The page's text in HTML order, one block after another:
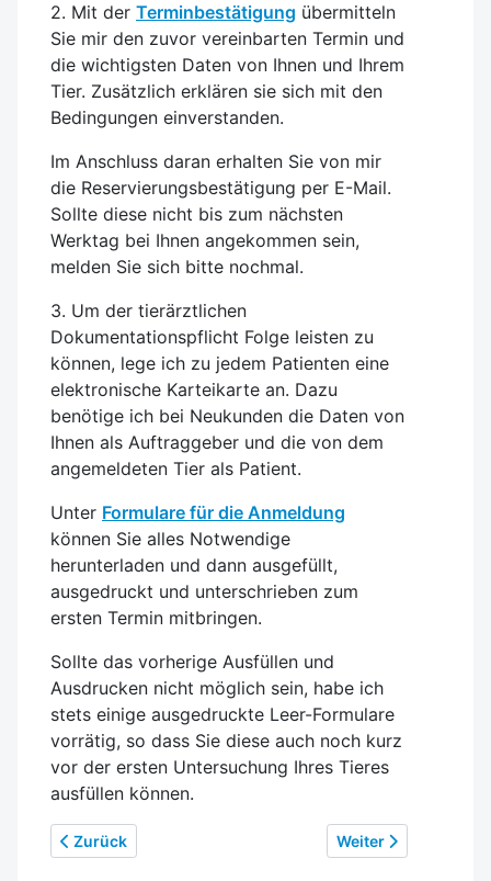
2. Mit der Terminbestätigung übermitteln
Sie mir den zuvor vereinbarten Termin und
die wichtigsten Daten von Ihnen und Ihrem
Tier. Zusätzlich erklären sie sich mit den
Bedingungen einverstanden.
Im Anschluss daran erhalten Sie von mir
die Reservierungsbestätigung per E-Mail.
Sollte diese nicht bis zum nächsten
Werktag bei Ihnen angekommen sein,
melden Sie sich bitte nochmal.
3. Um der tierärztlichen
Dokumentationspflicht Folge leisten zu
können, lege ich zu jedem Patienten eine
elektronische Karteikarte an. Dazu
benötige ich bei Neukunden die Daten von
Ihnen als Auftraggeber und die von dem
angemeldeten Tier als Patient.
Unter Formulare für die Anmeldung
können Sie alles Notwendige
herunterladen und dann ausgefüllt,
ausgedruckt und unterschrieben zum
ersten Termin mitbringen.
Sollte das vorherige Ausfüllen und
Ausdrucken nicht möglich sein, habe ich
stets einige ausgedruckte Leer-Formulare
vorrätig, so dass Sie diese auch noch kurz
vor der ersten Untersuchung Ihres Tieres
ausfüllen können.
Vorheriger Beitrag: Startseite
Zurück Nächster Beitrag:
Weiter